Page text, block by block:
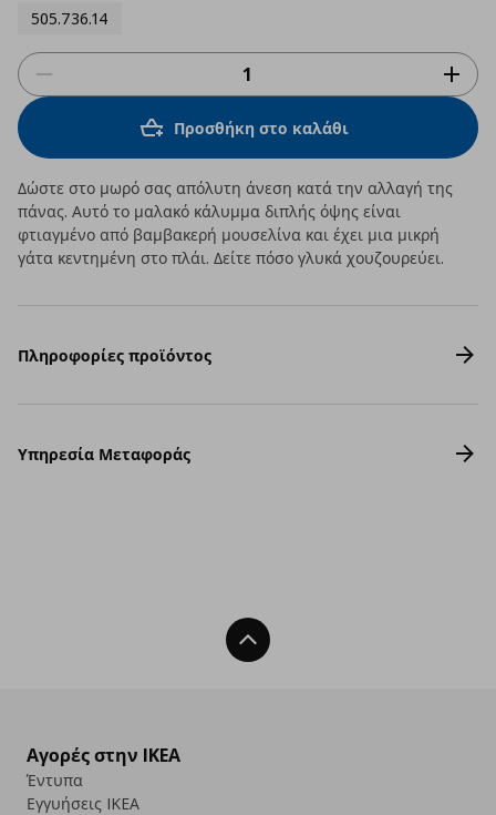
505.736.14
Προσθήκη στο καλάθι
Δώστε στο μωρό σας απόλυτη άνεση κατά την αλλαγή της
πάνας. Αυτό το μαλακό κάλυμμα διπλής όψης είναι
φτιαγμένο από βαμβακερή μουσελίνα και έχει μια μικρή
γάτα κεντημένη στο πλάι. Δείτε πόσο γλυκά χουζουρεύει.
Πληροφορίες προϊόντος
Υπηρεσία Μεταφοράς
Back To Top
Αγορές στην IKEA
Έντυπα
Εγγυήσεις IKEA